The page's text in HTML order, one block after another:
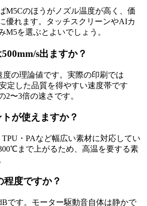
M5Cのほうがノズル温度が高く、価
優れます。タッチスクリーンやAIカ
M5を選ぶとよいでしょう。
s出ますか？
度の理論値です。実際の印刷では
定した品質を得やすい速度帯です
2〜3倍の速さです。
が使えますか？
・PAなど幅広い素材に対応してい
まで上がるため、高温を要する素
度ですか？
です。モーター駆動音自体は静かで